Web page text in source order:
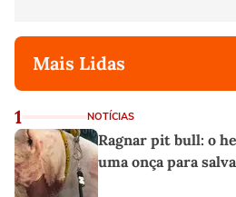
Mais Lidas
1 NOTÍCIAS
Ragnar pit bull: o
uma onça para